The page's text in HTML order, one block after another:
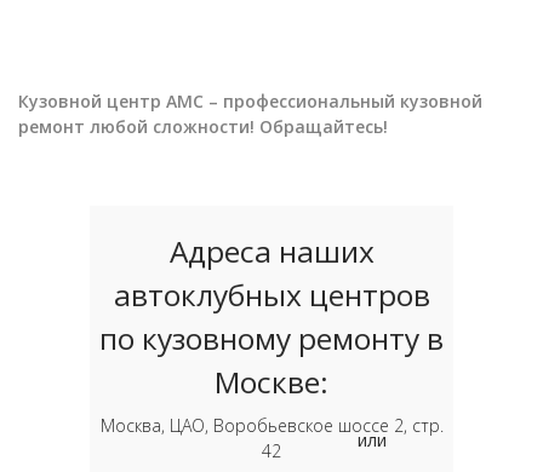
Кузовной центр АМС – профессиональный кузовной
ремонт любой сложности! Обращайтесь!
Адреса наших
автоклубных центров
по кузовному ремонту в
Москве:
Москва, ЦАО, Воробьевское шоссе 2, стр.
42
или